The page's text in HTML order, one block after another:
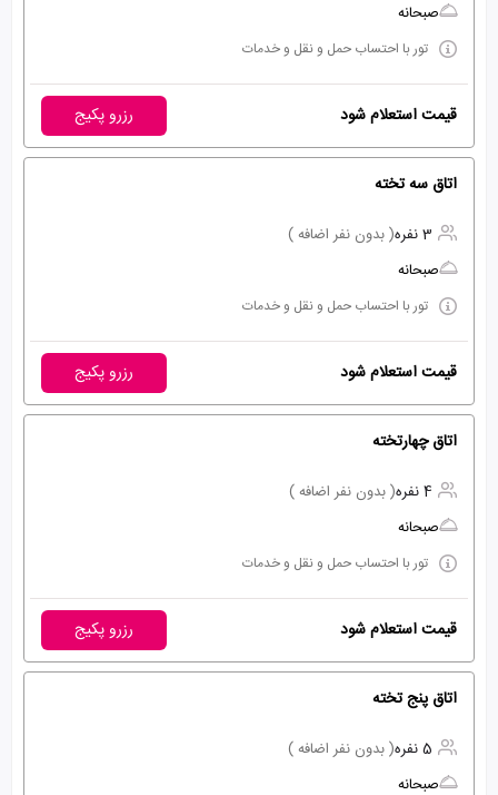
صبحانه
تور با احتساب حمل و نقل و خدمات
قیمت استعلام شود رزرو پکیج
اتاق سه تخته
3 نفره
( بدون نفر اضافه )
صبحانه
تور با احتساب حمل و نقل و خدمات
قیمت استعلام شود رزرو پکیج
اتاق چهارتخته
4 نفره
( بدون نفر اضافه )
صبحانه
تور با احتساب حمل و نقل و خدمات
قیمت استعلام شود رزرو پکیج
اتاق پنج تخته
5 نفره
( بدون نفر اضافه )
صبحانه